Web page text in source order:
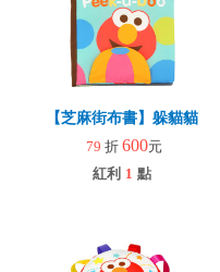
【芝麻街布書】躲貓貓
79 折 600元
紅利 1 點